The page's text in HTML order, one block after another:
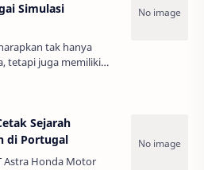
Simulasi
tak hanya
tetapi juga memiliki
diri. Untuk
2025, PT Astra …
Sejarah
di Portugal
Astra Honda Motor